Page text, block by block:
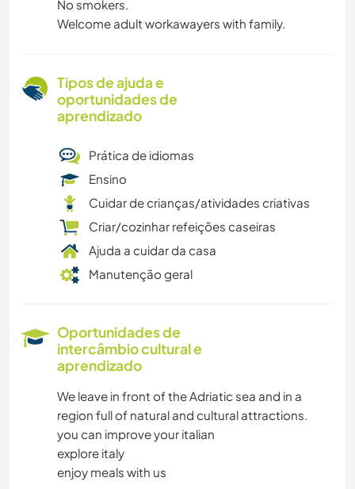
No smokers.
Welcome adult workawayers with family.
Tipos de ajuda e
oportunidades de
aprendizado
Prática de idiomas
Ensino
Cuidar de crianças/atividades criativas
Criar/cozinhar refeições caseiras
Ajuda a cuidar da casa
Manutenção geral
Oportunidades de
intercâmbio cultural e
aprendizado
We leave in front of the Adriatic sea and in a
region full of natural and cultural attractions.
you can improve your italian
explore italy
enjoy meals with us